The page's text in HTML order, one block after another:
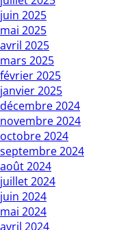
juin 2025
mai 2025
avril 2025
mars 2025
février 2025
janvier 2025
décembre 2024
novembre 2024
octobre 2024
septembre 2024
août 2024
juillet 2024
juin 2024
mai 2024
avril 2024